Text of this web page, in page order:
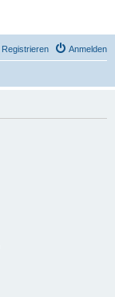
Anmelden
Registrieren